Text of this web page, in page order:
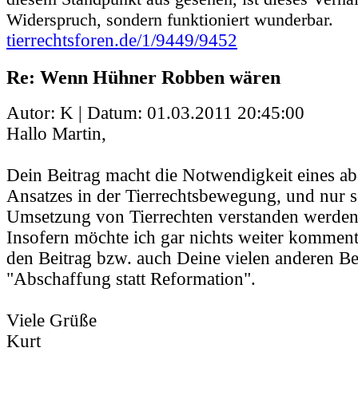
Widerspruch, sondern funktioniert wunderbar.
tierrechtsforen.de/1/9449/9452
Re: Wenn Hühner Robben wären
Autor: K | Datum: 01.03.2011 20:45:00
Hallo Martin,
Dein Beitrag macht die Notwendigkeit eines
Ansatzes in der Tierrechtsbewegung, und nur
Umsetzung von Tierrechten verstanden
Insofern möchte ich gar nichts weiter
den Beitrag bzw. auch Deine vielen anderen
"Abschaffung statt Reformation".
Viele Grüße
Kurt